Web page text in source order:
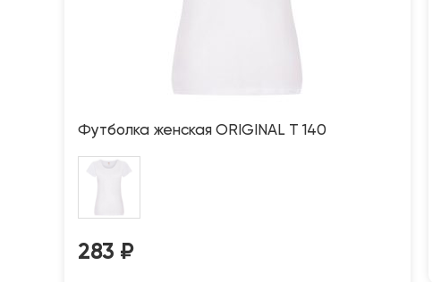
Футболка женская ORIGINAL T 140
283 ₽